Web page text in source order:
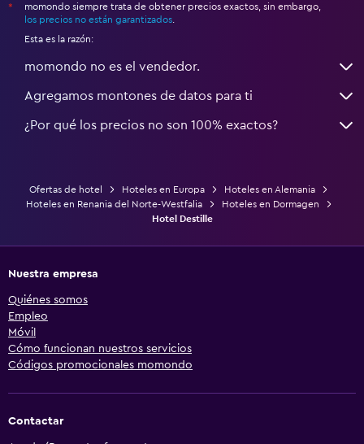
*
momondo siempre trata de obtener precios exactos, sin embargo,
los precios no están garantizados
Esta es la razón:
momondo no es el vendedor.
Agregamos montones de datos para ti
¿Por qué los precios no son 100% exactos?
Ofertas de hotel Hoteles en Europa
Hoteles en Alemania
Hoteles en Renania del Norte-Westfalia
Hoteles en Dormagen
Hotel Destille
Nuestra empresa
Quiénes somos
Empleo
Móvil
Cómo funcionan nuestros servicios
Códigos promocionales momondo
Contactar